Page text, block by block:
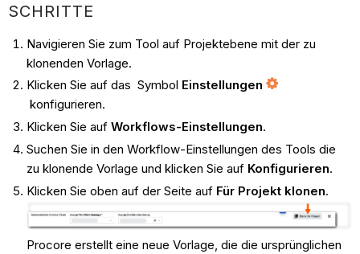
SCHRITTE
Navigieren Sie zum Tool auf Projektebene mit der zu
klonenden Vorlage.
Klicken Sie auf das Symbol Einstellungen
konfigurieren.
Klicken Sie auf Workflows-Einstellungen.
Suchen Sie in den Workflow-Einstellungen des Tools die
zu klonende Vorlage und klicken Sie auf Konfigurieren.
Klicken Sie oben auf der Seite auf Für Projekt klonen.
Procore erstellt eine neue Vorlage, die die ursprünglichen